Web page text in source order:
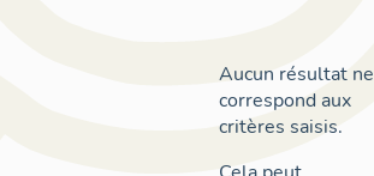
Aucun résultat ne
correspond aux
critères saisis.